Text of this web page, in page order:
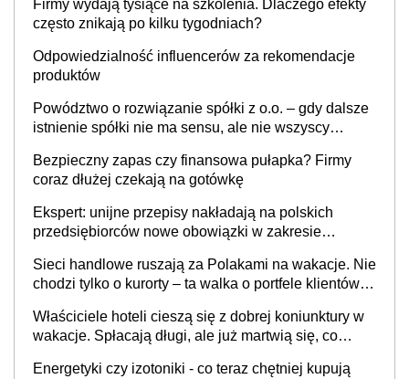
Firmy wydają tysiące na szkolenia. Dlaczego efekty
często znikają po kilku tygodniach?
Odpowiedzialność influencerów za rekomendacje
produktów
Powództwo o rozwiązanie spółki z o.o. – gdy dalsze
istnienie spółki nie ma sensu, ale nie wszyscy
Bezpieczny zapas czy finansowa pułapka? Firmy
coraz dłużej czekają na gotówkę
Ekspert: unijne przepisy nakładają na polskich
przedsiębiorców nowe obowiązki w zakresie
Sieci handlowe ruszają za Polakami na wakacje. Nie
chodzi tylko o kurorty – ta walka o portfele klientów
cichu
Właściciele hoteli cieszą się z dobrej koniunktury w
wakacje. Spłacają długi, ale już martwią się, co
Energetyki czy izotoniki - co teraz chętniej kupują